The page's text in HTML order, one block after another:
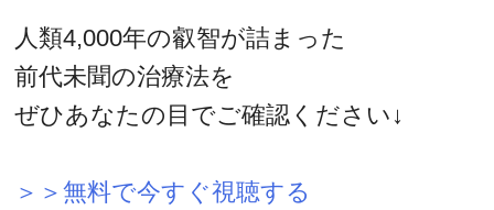
人類4,000年の叡智が詰まった
前代未聞の治療法を
ぜひあなたの目でご確認ください↓
＞＞無料で今すぐ視聴する